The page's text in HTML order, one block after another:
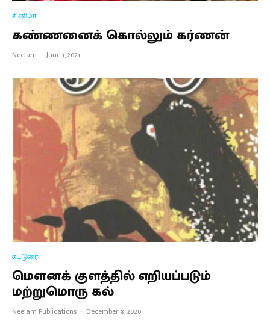
சினிமா
கண்ணனைக் கொல்லும் கர்ணன்
Neelam · June 1, 2021
கட்டுரை
மௌனக் குளத்தில் எறியப்படும்
மற்றுமொரு கல்
Neelam Publications · December 8, 2020